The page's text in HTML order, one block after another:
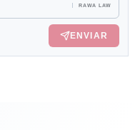
RAWA LAW
ENVIAR